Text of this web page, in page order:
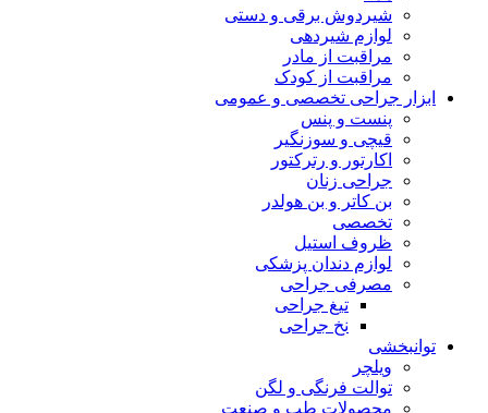
قیچی و سوزنگیر
اکارتور و رترکتور
جراحی زنان
بن کاتر و بن هولدر
تخصصی
ظروف استیل
لوازم دندان پزشکی
مصرفی جراحی
تیغ جراحی
نخ جراحی
توانبخشی
ویلچر
توالت فرنگی و لگن
محصولات طب و صنعت
اندام فوقانی و مچ بندها
انواع شکم بند و گرمکن کلیه
ستون فقرات(کمربند و قوزبند)
بالش های طبی
انواع زانوبند